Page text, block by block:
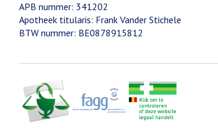
APB nummer: 341202
Apotheek titularis: Frank Vander Stichele
BTW nummer: BE0878915812